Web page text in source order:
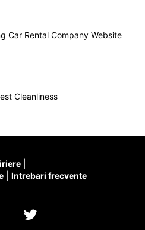
Car Rental Company Website
Cleanliness
Intrebari frecvente